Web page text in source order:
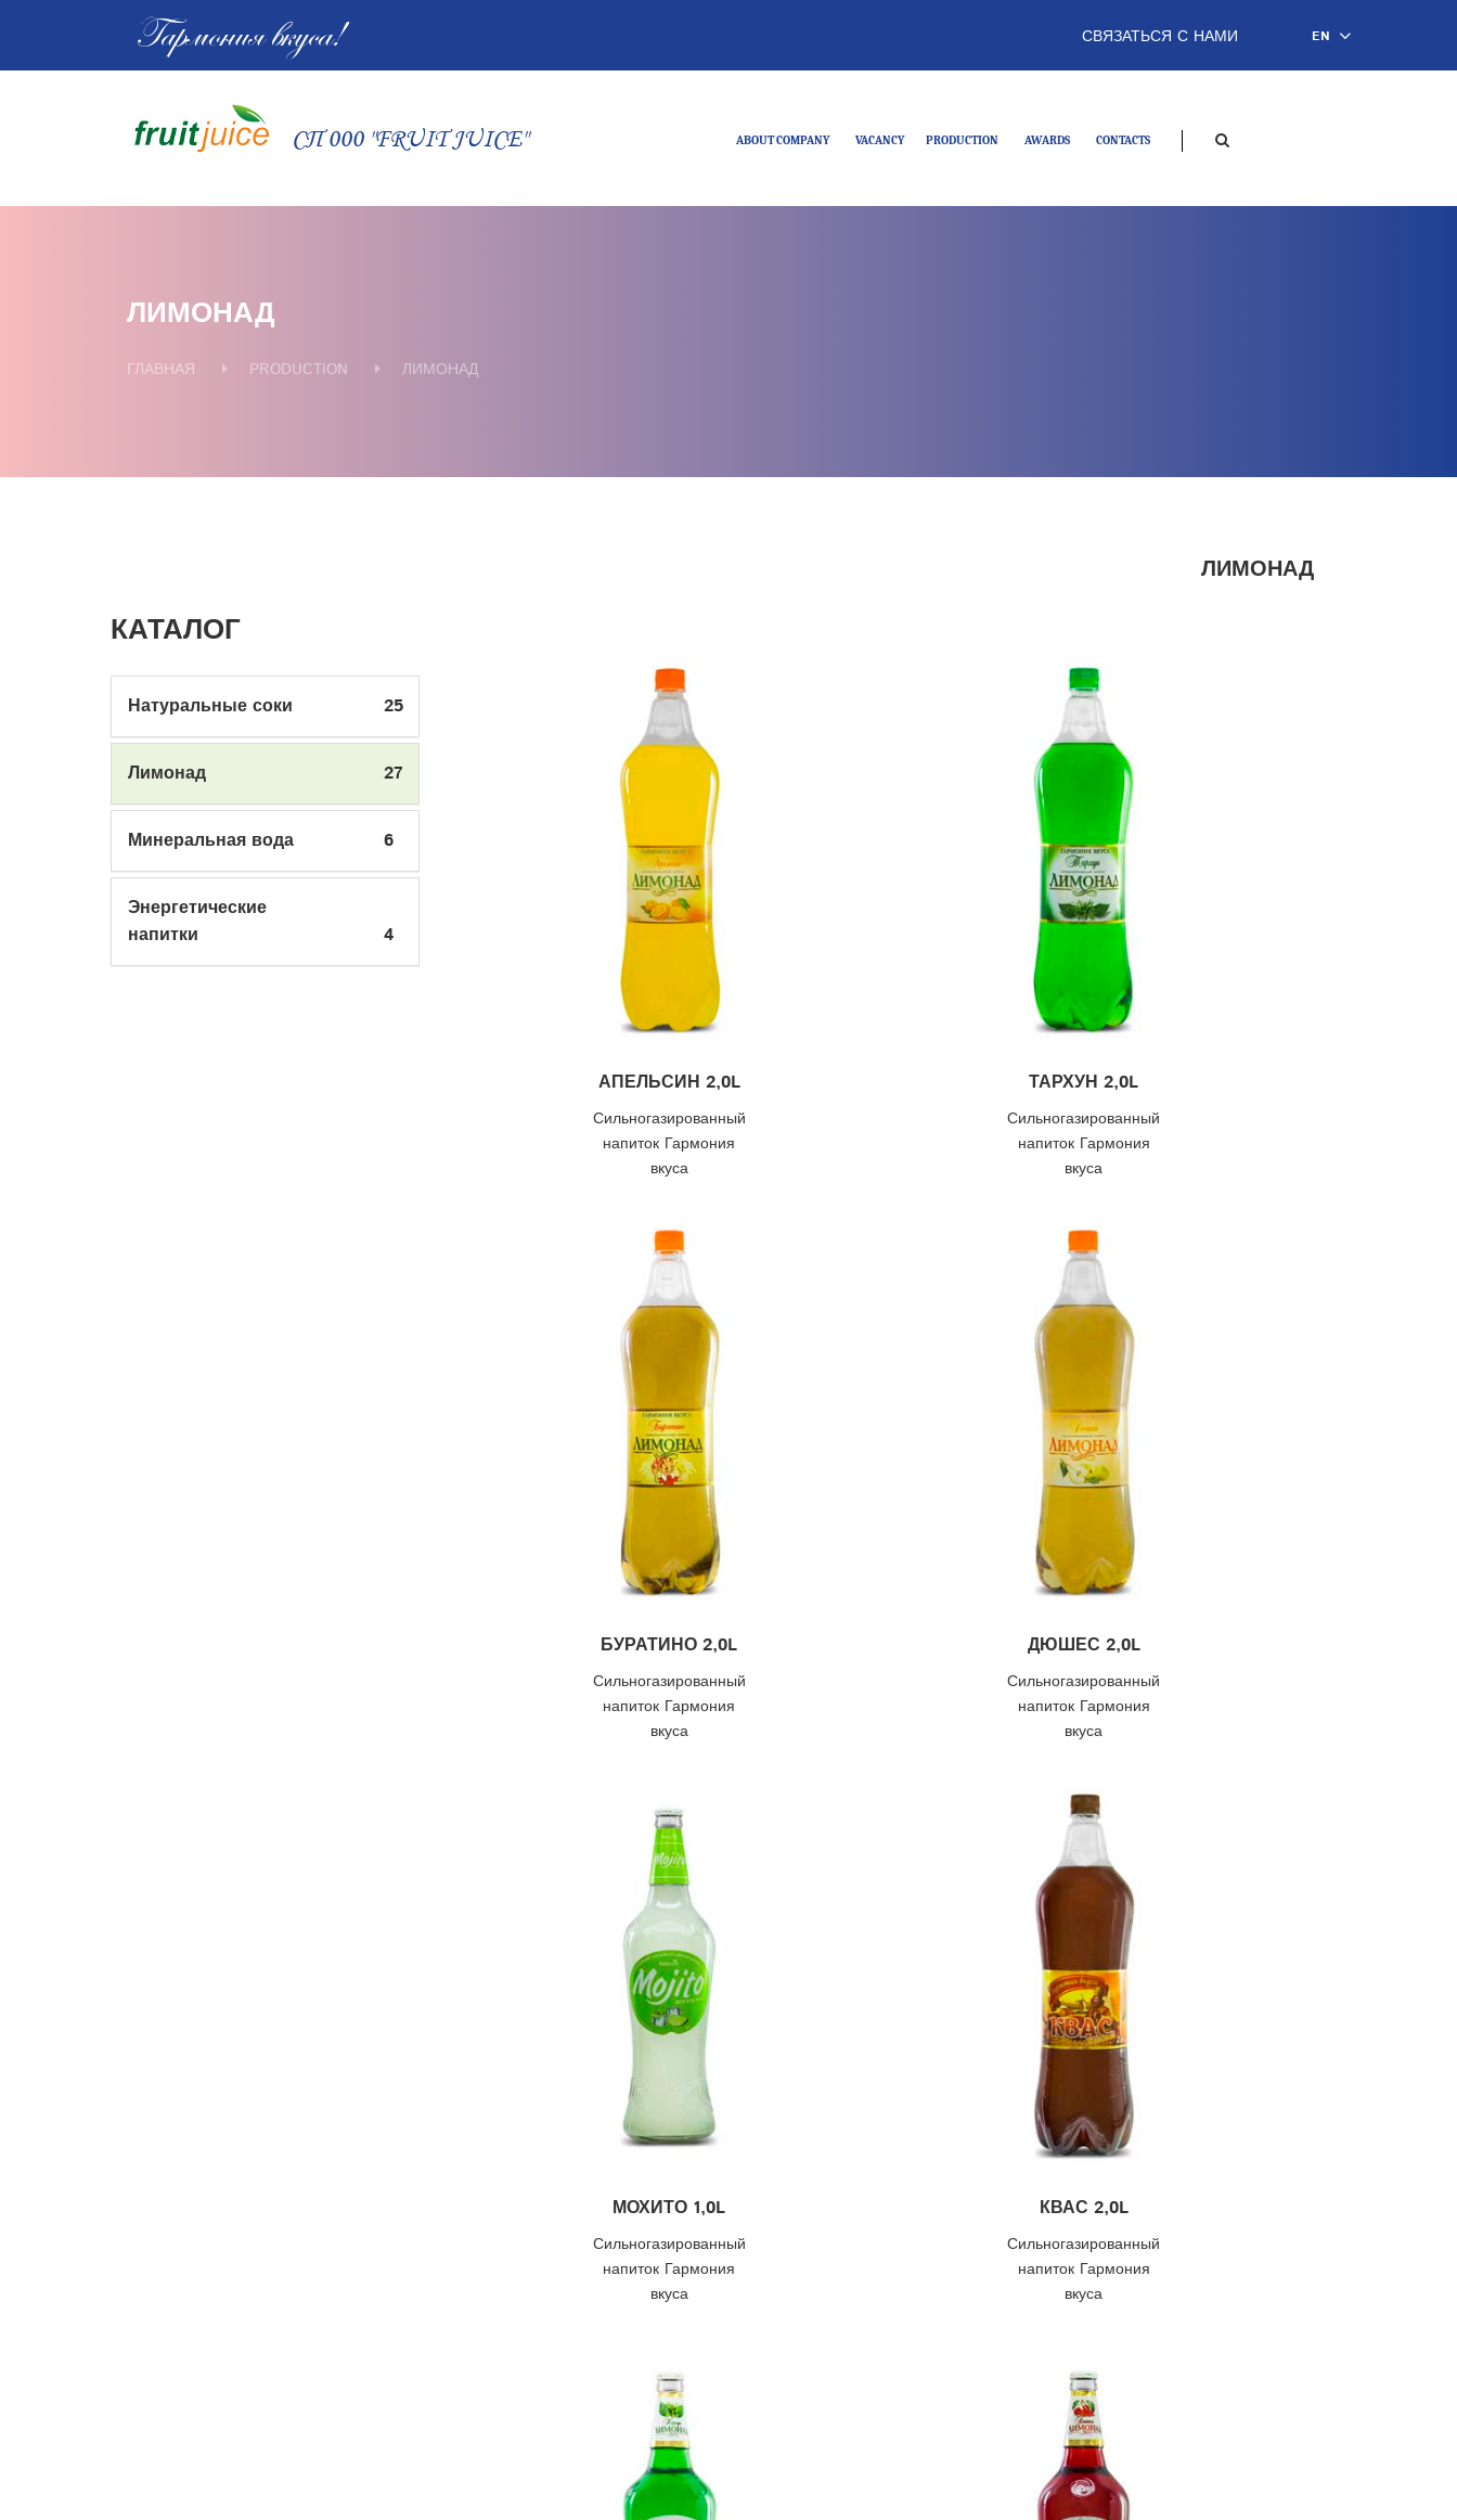
Гармония вкуса! EN
СВЯЗАТЬСЯ С НАМИ
СП 000 "FRUIT JUICE" ABOUT COMPANY VACANCY PRODUCTION AWARDS CONTACTS
ЛИМОНАД
ГЛАВНАЯ PRODUCTION ЛИМОНАД
ЛИМОНАД
КАТАЛОГ
Натуральные соки 25
Лимонад 27
Минеральная вода 6
Энергетические
напитки
4
АПЕЛЬСИН 2,0L
Сильногазированный
напиток Гармония
вкуса
ТАРХУН 2,0L
Сильногазированный
напиток Гармония
вкуса
БУРАТИНО 2,0L
Сильногазированный
напиток Гармония
вкуса
ДЮШЕС 2,0L
Сильногазированный
напиток Гармония
вкуса
МОХИТО 1,0L
Сильногазированный
напиток Гармония
вкуса
КВАС 2,0L
Сильногазированный
напиток Гармония
вкуса